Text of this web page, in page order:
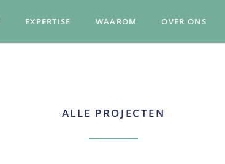
EXPERTISE WAAROM OVER ONS
ALLE PROJECTEN